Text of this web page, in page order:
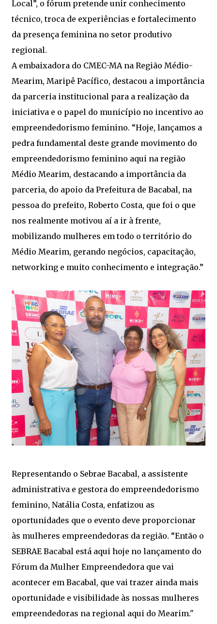
Local”, o fórum pretende unir conhecimento
técnico, troca de experiências e fortalecimento
da presença feminina no setor produtivo
regional.
A embaixadora do CMEC-MA na Região Médio-
Mearim, Maripê Pacífico, destacou a importância
da parceria institucional para a realização da
iniciativa e o papel do município no incentivo ao
empreendedorismo feminino. “Hoje, lançamos a
pedra fundamental deste grande movimento do
empreendedorismo feminino aqui na região
Médio Mearim, destacando a importância da
parceria, do apoio da Prefeitura de Bacabal, na
pessoa do prefeito, Roberto Costa, que foi o que
nos realmente motivou aí a ir à frente,
mobilizando mulheres em todo o território do
Médio Mearim, gerando negócios, capacitação,
networking e muito conhecimento e integração.”
Representando o Sebrae Bacabal, a assistente
administrativa e gestora do empreendedorismo
feminino, Natália Costa, enfatizou as
oportunidades que o evento deve proporcionar
às mulheres empreendedoras da região. “Então o
SEBRAE Bacabal está aqui hoje no lançamento do
Fórum da Mulher Empreendedora que vai
acontecer em Bacabal, que vai trazer ainda mais
oportunidade e visibilidade às nossas mulheres
empreendedoras na regional aqui do Mearim."